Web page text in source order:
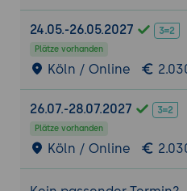
Funktionsweise
Reaktion auf
Konfiguration
Blockieren und
Angriffen.
Praxisübung 1:
Grundkonfiguration von
Ziel der Übung:
Grundkonfiguration
24.05.-26.05.2027
Plätze vorhanden
Köln / Online
26.07.-28.07.2027
Plätze vorhanden
Köln / Online